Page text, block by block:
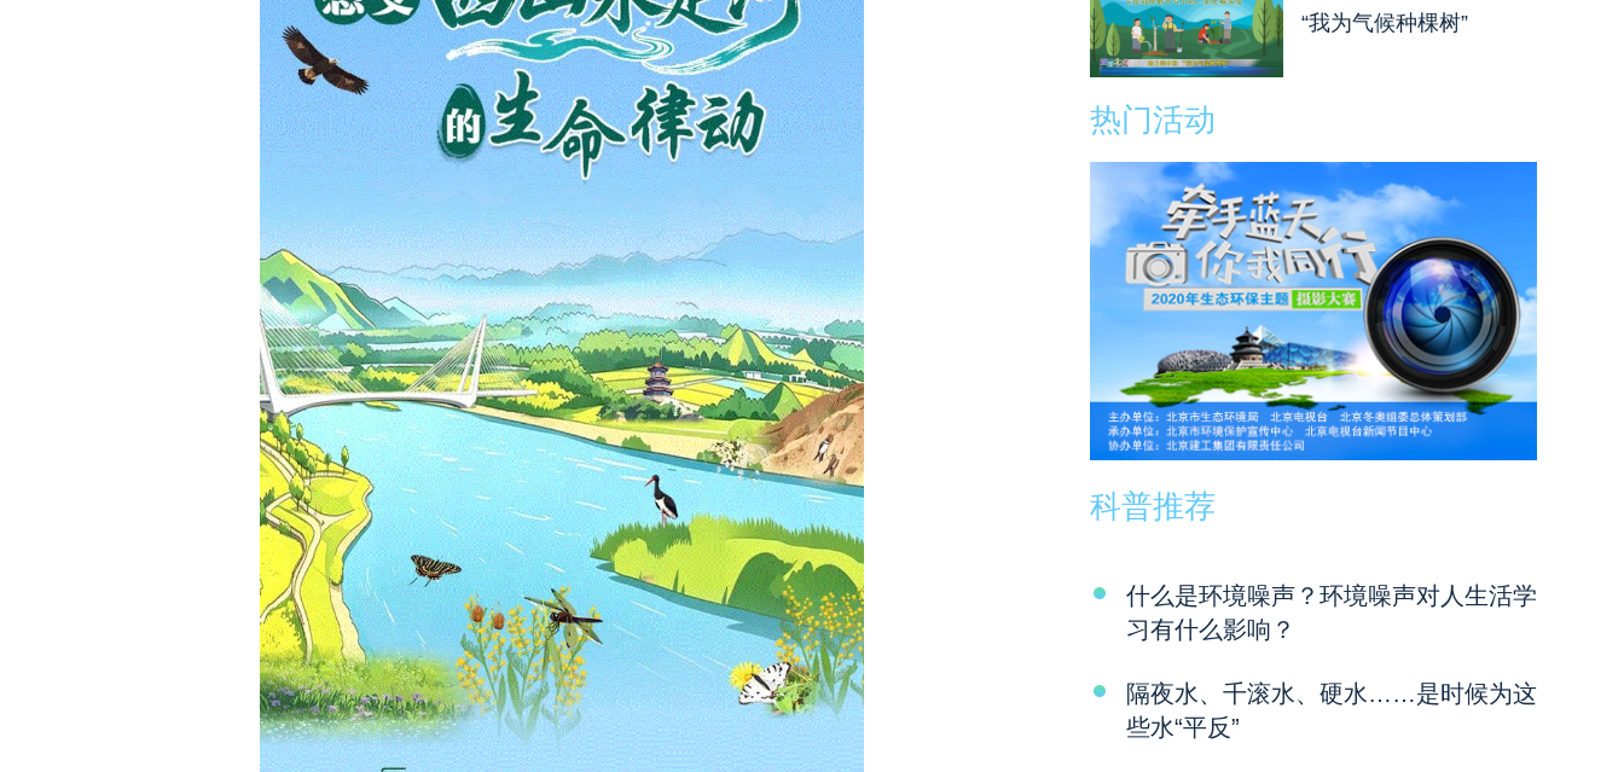
“我为气候种棵树”
热门活动
科普推荐
什么是环境噪声？环境噪声对人生活学
习有什么影响？
隔夜水、千滚水、硬水……是时候为这
些水“平反”